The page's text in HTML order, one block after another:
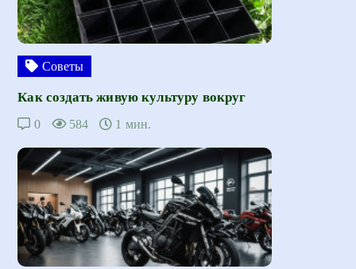
Советы
Как создать живую культуру вокруг
0 584 1 мин.